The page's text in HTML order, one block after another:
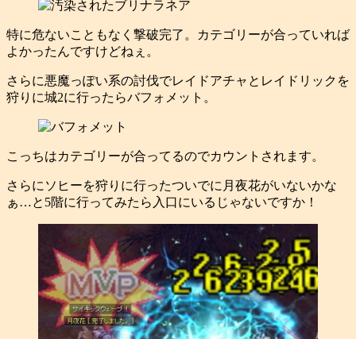
特に危ないこともなく撃破完了。カテゴリーが合っていれば
よかったんですけどねぇ。
さらに悪魔っぽい系の討伐でレイドアチャとレイドリックを
狩りに城2に行ったらバフォメット。
こっちはカテゴリーが合ってるのでカウントされます。
さらにソヒーを狩りに行ったついでに月夜花がいないかな
ぁ…と5階に行ってみたら入口にいるじゃないですか！